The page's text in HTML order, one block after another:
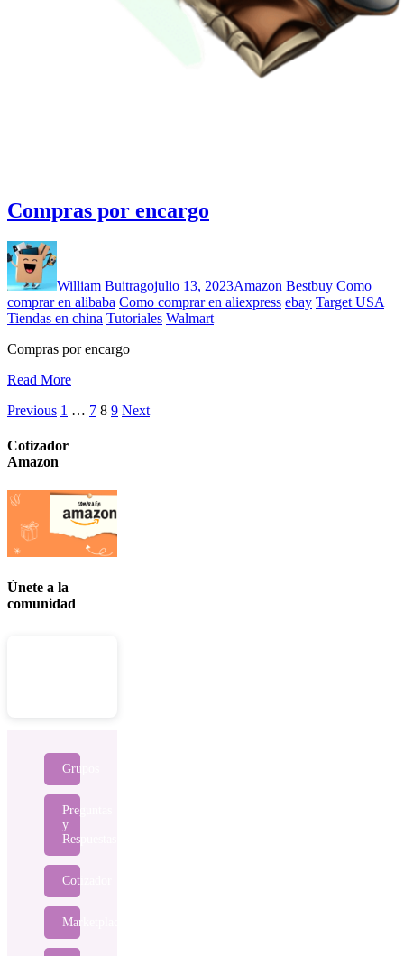
Compras por encargo
William Buitragojulio 13, 2023Amazon Bestbuy Como
comprar en alibaba Como comprar en aliexpress ebay Target USA
Tiendas en china Tutoriales Walmart
Compras por encargo
Read More
Posts
navigation
Previous 1 … 7 8 9 Next
Cotizador
Amazon
Únete a la
comunidad
Grupos
Preguntas
y
Respuestas
Cotizador
Marketplace